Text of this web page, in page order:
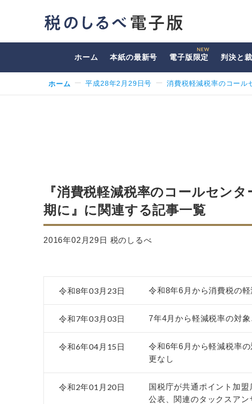
ホーム 本紙の最新号 電子版限定 判決と
ホーム 平成28年2月29日号 消費税軽減税率のコール
『消費税軽減税率のコールセン
期に』に関連する記事一覧
2016年02月29日 税のしるべ
令和8年03月23日 令和8年6月から消費税の
令和7年03月03日 7年4月から軽減税率の対
令和6年04月15日
令和6年6月から軽減税率
更なし
令和2年01月20日
国税庁が共通ポイント加
公表、関連のタックスアン